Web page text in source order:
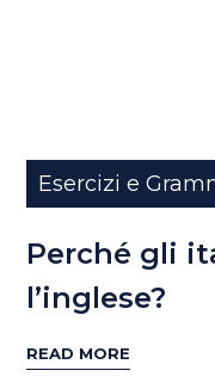
Esercizi e
Perché gli
l’inglese?
READ MORE